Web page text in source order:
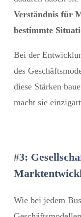
Verständnis für
bestimmte
Bei der
des
diese Stärken
macht sie
#3:
Wie bei jedem